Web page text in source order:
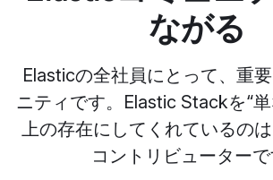
ながる
Elasticの全社員にとって、重
ニティです。Elastic Stackを“
上の存在にしてくれているの
コントリビューターで